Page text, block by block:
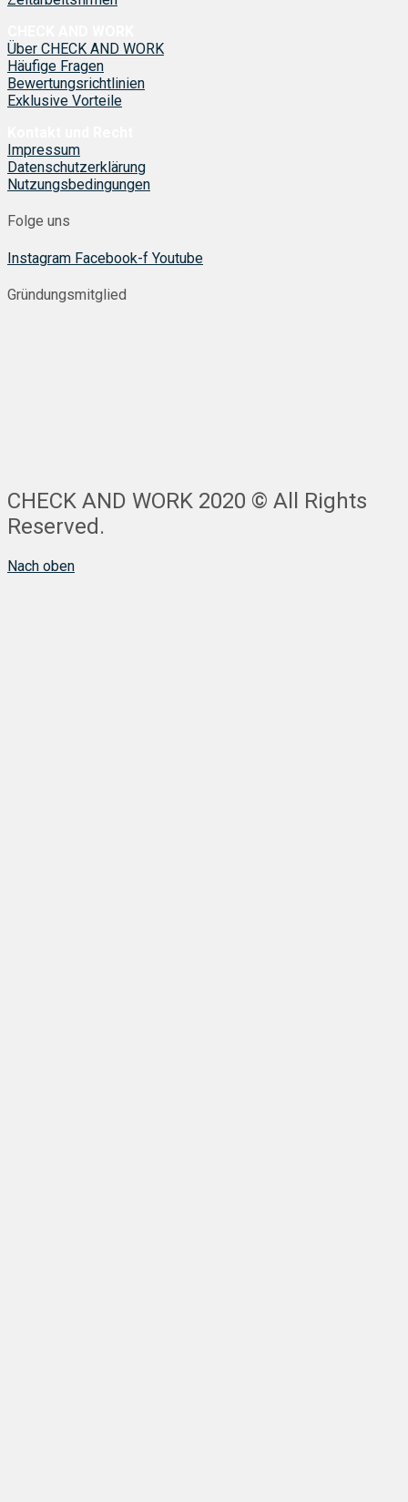
Über CHECK AND WORK
Häufige Fragen
Bewertungsrichtlinien
Exklusive Vorteile
Impressum
Datenschutzerklärung
Nutzungsbedingungen
Folge uns
Instagram Facebook-f Youtube
Gründungsmitglied
CHECK AND WORK 2020 © All Rights
Reserved.
Nach oben